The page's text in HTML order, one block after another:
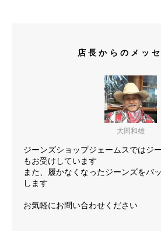
店長からのメッ
大間和雄
ジーンズショップジェームスではジ
もお受けしています
また、履かなくなったジーンズをバ
します
お気軽にお問い合わせください